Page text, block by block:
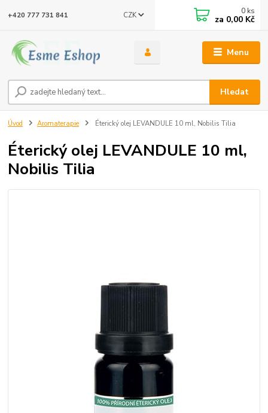
Menu
CZK
Hledat
+420 777 731 841 0 ks
za 0,00 Kč
Úvod Aromaterapie Éterický olej LEVANDULE 10 ml, Nobilis Tilia
Éterický olej LEVANDULE 10 ml,
Nobilis Tilia